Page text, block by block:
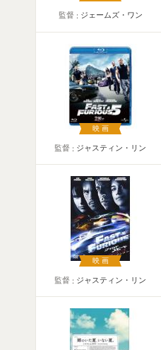
監督 ジェームズ・ワン
映画
監督 ジャスティン・リン
映画
監督 ジャスティン・リン